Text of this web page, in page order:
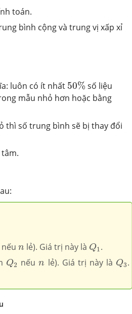
toán.
bình cộng và trung vị xấp xỉ
luôn có ít nhất 50%
50% số liệu
mẫu nhỏ hơn hoặc bằng
thì số trung bình sẽ bị thay đổi
nếu n
n lẻ). Giá trị này là Q1
Q1 .
Q2
Q nếun
n lẻ). Giá trị này là Q3
Q .